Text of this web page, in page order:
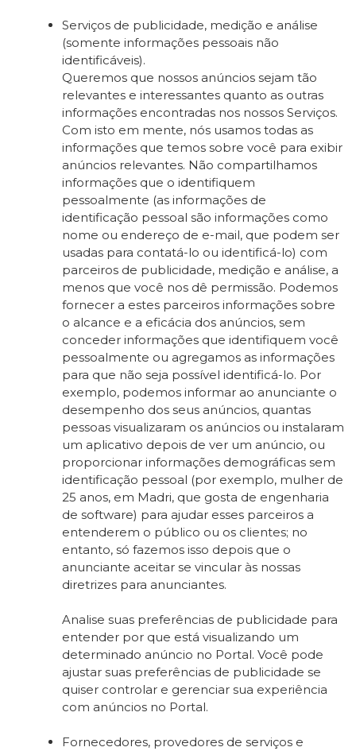
Serviços de publicidade, medição e análise
(somente informações pessoais não
identificáveis).
Queremos que nossos anúncios sejam tão
relevantes e interessantes quanto as outras
informações encontradas nos nossos Serviços.
Com isto em mente, nós usamos todas as
informações que temos sobre você para exibir
anúncios relevantes. Não compartilhamos
informações que o identifiquem
pessoalmente (as informações de
identificação pessoal são informações como
nome ou endereço de e-mail, que podem ser
usadas para contatá-lo ou identificá-lo) com
parceiros de publicidade, medição e análise, a
menos que você nos dê permissão. Podemos
fornecer a estes parceiros informações sobre
o alcance e a eficácia dos anúncios, sem
conceder informações que identifiquem você
pessoalmente ou agregamos as informações
para que não seja possível identificá-lo. Por
exemplo, podemos informar ao anunciante o
desempenho dos seus anúncios, quantas
pessoas visualizaram os anúncios ou instalaram
um aplicativo depois de ver um anúncio, ou
proporcionar informações demográficas sem
identificação pessoal (por exemplo, mulher de
25 anos, em Madri, que gosta de engenharia
de software) para ajudar esses parceiros a
entenderem o público ou os clientes; no
entanto, só fazemos isso depois que o
anunciante aceitar se vincular às nossas
diretrizes para anunciantes.
Analise suas preferências de publicidade para
entender por que está visualizando um
determinado anúncio no Portal. Você pode
ajustar suas preferências de publicidade se
quiser controlar e gerenciar sua experiência
com anúncios no Portal.
Fornecedores, provedores de serviços e